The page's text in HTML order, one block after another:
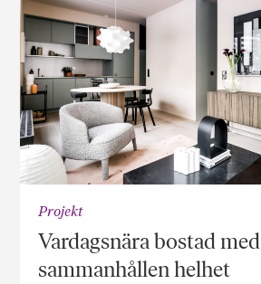
Projekt
Vardagsnära bostad med
sammanhållen helhet